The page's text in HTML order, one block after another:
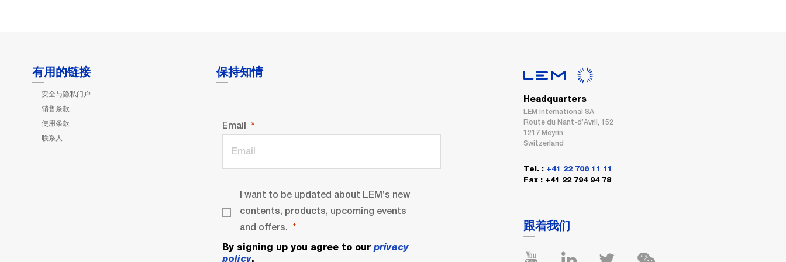
有用的链接
安全与隐私门户
销售条款
使用条款
联系人
保持知情
Email
I want to be updated about LEM’s new
contents, products, upcoming events
and offers.
By signing up you agree to our privacy
policy.
Headquarters
LEM International SA
Route du Nant-d’Avril, 152
1217 Meyrin
Switzerland
Tel. : +41 22 706 11 11
Fax : +41 22 794 94 78
跟着我们